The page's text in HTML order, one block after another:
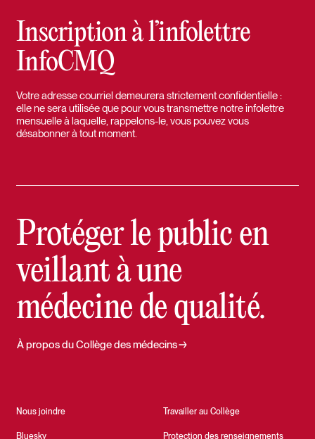
Inscription à l’infolettre
InfoCMQ
Votre adresse courriel demeurera strictement confidentielle :
elle ne sera utilisée que pour vous transmettre notre infolettre
mensuelle à laquelle, rappelons-le, vous pouvez vous
désabonner à tout moment.
Protéger le public en
veillant à une
médecine de qualité.
Nous joindre
Bluesky
Travailler au Collège
Protection des renseignements
À propos du Collège des médecins